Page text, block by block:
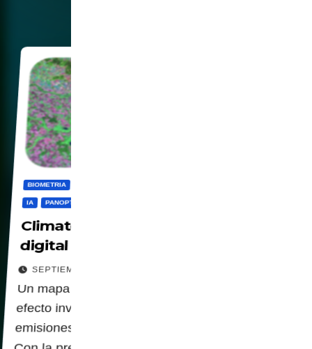
BIOMETRIA
IA PANOPTICO
Climate TRACE - Un panóptico
digital para la vigilancia y el control
SEPTIEMBRE 24, 2025
Un mapa global detallado sobre los gases de
efecto invernadero, capaz de identificar las
emisiones en granjas y fábricas individuales.